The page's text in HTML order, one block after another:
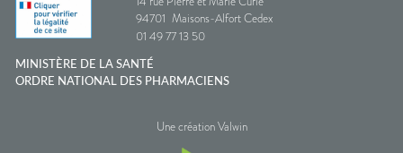
94701 Maisons-Alfort Cedex
01 49 77 13 50
MINISTÈRE DE LA SANTÉ
ORDRE NATIONAL DES PHARMACIENS
Une création Valwin